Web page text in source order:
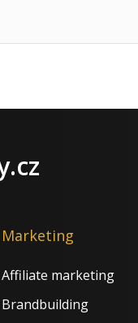
Marketing
Affiliate marketing
Brandbuilding